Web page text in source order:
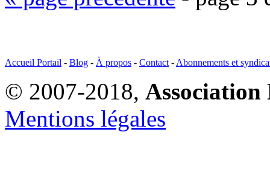
Accueil Portail - Blog - À propos - Contact-Abonnements et
© 2007-2018, Association
Mentions légales